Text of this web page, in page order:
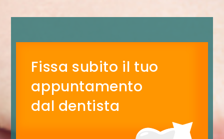
Fissa subito il tuo
appuntamento
dal dentista